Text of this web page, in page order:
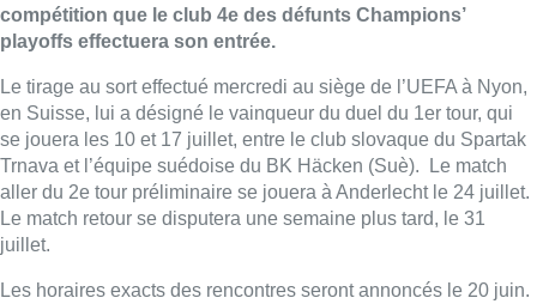
compétition que le club 4e des défunts Champions’
playoffs effectuera son entrée.
Le tirage au sort effectué mercredi au siège de l’UEFA à Nyon,
en Suisse, lui a désigné le vainqueur du duel du 1er tour, qui
se jouera les 10 et 17 juillet, entre le club slovaque du Spartak
Trnava et l’équipe suédoise du BK Häcken (Suè). Le match
aller du 2e tour préliminaire se jouera à Anderlecht le 24 juillet.
Le match retour se disputera une semaine plus tard, le 31
juillet.
Les horaires exacts des rencontres seront annoncés le 20 juin.